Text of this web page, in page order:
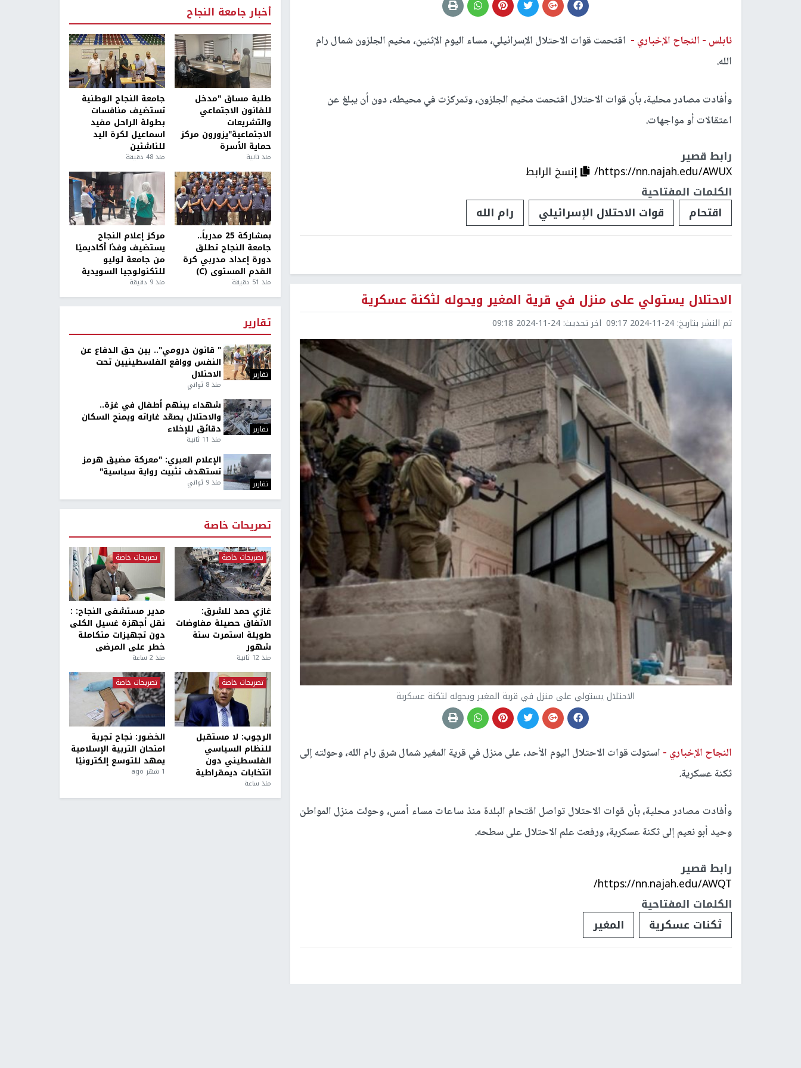
نابلس - النجاح الإخباري - اقتحمت قوات الاحتلال الإسرائيلي، مساء اليوم الإثنين، مخيم الجلزون شمال رام
الله.
وأفادت مصادر محلية، بأن قوات الاحتلال اقتحمت مخيم الجلزون، وتمركزت في محيطه، دون أن يبلغ عن
اعتقالات أو مواجهات.
رابط قصير
https://nn.najah.edu/AWUX/
إنسخ الرابط
الكلمات المفتاحية
اقتحام
قوات الاحتلال الإسرائيلي رام الله
الاحتلال يستولي على منزل في قرية المغير ويحوله لثكنة عسكرية
تم النشر بتاريخ: 2024-11-24 09:17 اخر تحديث: 2024-11-24 09:18
الاحتلال يستولي على منزل في قرية المغير ويحوله لثكنة عسكرية
النجاح الإخباري - استولت قوات الاحتلال اليوم الأحد، على منزل في قرية المغير شمال شرق رام الله، وحولته إلى
ثكنة عسكرية.
وأفادت مصادر محلية، بأن قوات الاحتلال تواصل اقتحام البلدة منذ ساعات مساء أمس، وحولت منزل المواطن
وحيد أبو نعيم إلى ثكنة عسكرية، ورفعت علم الاحتلال على سطحه.
رابط قصير
https://nn.najah.edu/AWQT/
الكلمات المفتاحية
ثكنات عسكرية
المغير
أخبار جامعة النجاح
طلبة مساق "مدخل
للقانون الاجتماعي
والتشريعات
الاجتماعية"يزورون مركز
حماية الأسرة
منذ ثانية
جامعة النجاح الوطنية
تستضيف منافسات
بطولة الراحل مفيد
اسماعيل لكرة اليد
للناشئين
منذ 48 دقيقة
بمشاركة 25 مدرباً..
جامعة النجاح تطلق
دورة إعداد مدربي كرة
القدم المستوى (C)
منذ 51 دقيقة
مركز إعلام النجاح
يستضيف وفدًا أكاديميًا
من جامعة لوليو
للتكنولوجيا السويدية
منذ 9 دقيقة
تقارير
تقارير
" قانون درومي".. بين حق الدفاع عن
النفس وواقع الفلسطينيين تحت
الاحتلال
منذ 8 ثواني
تقارير
شهداء بينهم أطفال في غزة..
والاحتلال يصعّد غاراته ويمنح السكان
دقائق للإخلاء
منذ 11 ثانية
تقارير
الإعلام العبري: "معركة مضيق هرمز
تستهدف تثبيت رواية سياسية"
منذ 9 ثواني
تصريحات خاصة
تصريحات خاصة
غازي حمد للشرق:
الاتفاق حصيلة مفاوضات
طويلة استمرت ستة
شهور
منذ 12 ثانية
تصريحات خاصة
مدير مستشفى النجاح: :
نقل أجهزة غسيل الكلى
دون تجهيزات متكاملة
خطر على المرضى
منذ 2 ساعة
تصريحات خاصة
الرجوب: لا مستقبل
للنظام السياسي
الفلسطيني دون
انتخابات ديمقراطية
منذ ساعة
تصريحات خاصة
الخضور: نجاح تجربة
امتحان التربية الإسلامية
يمهد للتوسع إلكترونيًا
1 شهر ago